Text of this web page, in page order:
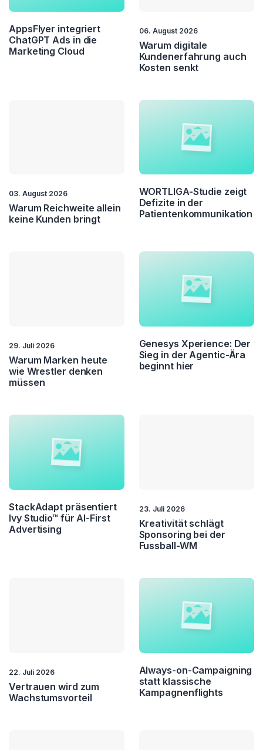
Multi & Omnichannel Net Promoter Score
Werbung
AppsFlyer integriert
ChatGPT Ads in die
Marketing Cloud
06. August 2026
Warum digitale
Kundenerfahrung auch
Kosten senkt
03. August 2026
Warum Reichweite allein
keine Kunden bringt
WORTLIGA-Studie zeigt
Defizite in der
Patientenkommunikation
29. Juli 2026
Warum Marken heute
wie Wrestler denken
müssen
Genesys Xperience: Der
Sieg in der Agentic-Ära
beginnt hier
StackAdapt präsentiert
Ivy Studio™ für AI-First
Advertising
23. Juli 2026
Kreativität schlägt
Sponsoring bei der
Fussball-WM
22. Juli 2026
Vertrauen wird zum
Wachstumsvorteil
Always-on-Campaigning
statt klassische
Kampagnenflights